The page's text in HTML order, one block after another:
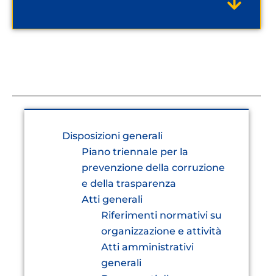
Disposizioni generali
Piano triennale per la
prevenzione della corruzione
e della trasparenza
Atti generali
Riferimenti normativi su
organizzazione e attività
Atti amministrativi
generali